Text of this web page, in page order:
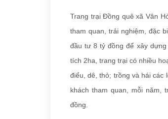
Trang trại Đồng quê xã Vân
tham quan, trải nghiệm, đặc
đầu tư 8 tỷ đồng để xây
tích 2ha, trang trại có nhiều
điểu, dê, thỏ; trồng và hái
khách tham quan, mỗi năm,
đồng.